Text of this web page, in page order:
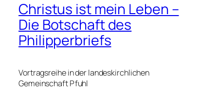
Christus ist mein Leben –
Die Botschaft des
Philipperbriefs
Vortragsreihe in der landeskirchlichen
Gemeinschaft Pfuhl